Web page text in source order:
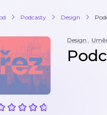
Podcasty Design
Design ,